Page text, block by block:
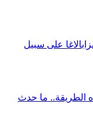
على سبيل
الطريقة.. ما حدث